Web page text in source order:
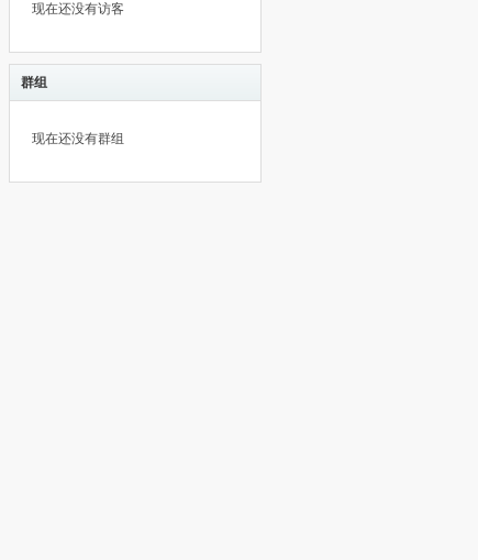
现在还没有访客
群组
现在还没有群组